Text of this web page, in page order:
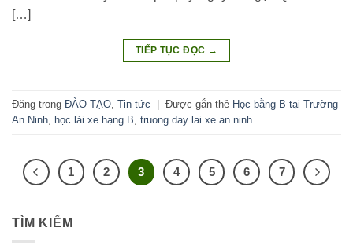
[…]
TIẾP TỤC ĐỌC →
Đăng trong ĐÀO TẠO Tin tức | Được gắn thẻ Học bằng B tại Trường
An Ninh học lái xe hạng B truong day lai xe an ninh
1 2 3 4 5 6 7
TÌM KIẾM